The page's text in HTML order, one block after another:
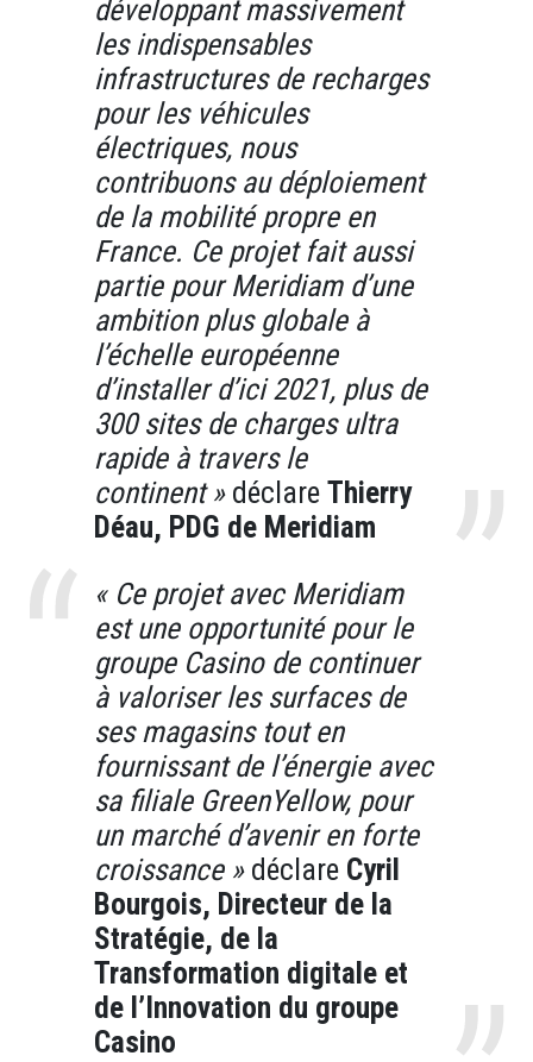
développant massivement
les indispensables
infrastructures de recharges
pour les véhicules
électriques, nous
contribuons au déploiement
de la mobilité propre en
France. Ce projet fait aussi
partie pour Meridiam d’une
ambition plus globale à
l’échelle européenne
d’installer d’ici 2021, plus de
300 sites de charges ultra
rapide à travers le
continent »déclareThierry
Déau, PDG de Meridiam
« Ce projet avec Meridiam
est une opportunité pour le
groupe Casino de continuer
à valoriser les surfaces de
ses magasins tout en
fournissant de l’énergie avec
sa filiale GreenYellow, pour
un marché d’avenir en forte
croissance » déclare Cyril
Bourgois, Directeur de la
Stratégie, de la
Transformation digitale et
de l’Innovation du groupe
Casino